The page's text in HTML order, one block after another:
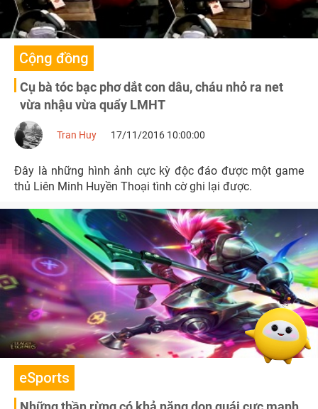
Cộng đồng
Cụ bà tóc bạc phơ dắt con dâu, cháu nhỏ ra net
vừa nhậu vừa quẩy LMHT
Tran Huy 17/11/2016 10:00:00
Đây là những hình ảnh cực kỳ độc đáo được một game
thủ Liên Minh Huyền Thoại tình cờ ghi lại được.
eSports